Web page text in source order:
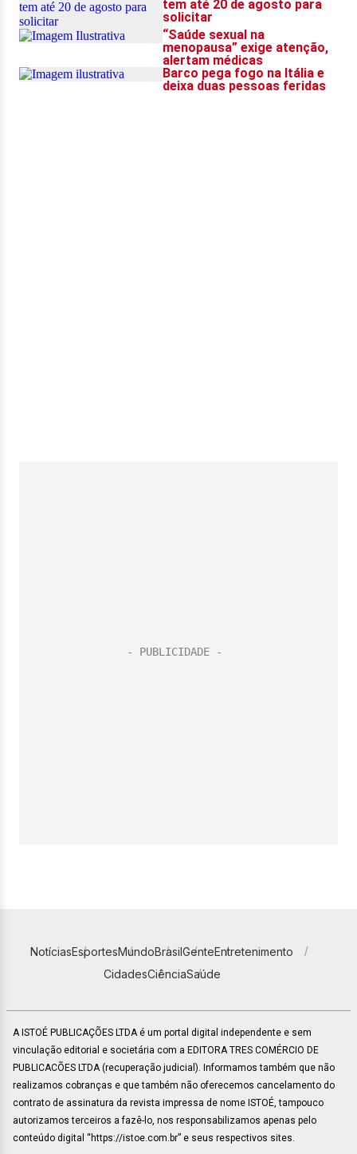
NotíciasEsportesMundoBrasilGenteEntretenimento
CidadesCiênciaSaúde
A ISTOÉ PUBLICAÇÕES LTDA é um portal digital independente e sem
vinculação editorial e societária com a EDITORA TRES COMÉRCIO DE
PUBLICACÕES LTDA (recuperação judicial). Informamos também que não
realizamos cobranças e que também não oferecemos cancelamento do
contrato de assinatura da revista impressa de nome ISTOÉ, tampouco
autorizamos terceiros a fazê-lo, nos responsabilizamos apenas pelo
conteúdo digital “https://istoe.com.br” e seus respectivos sites.